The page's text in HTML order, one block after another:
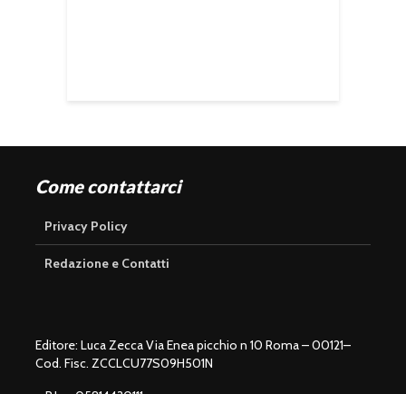
Come contattarci
Privacy Policy
Redazione e Contatti
Editore: Luca Zecca Via Enea picchio n 10 Roma – 00121–
Cod. Fisc. ZCCLCU77S09H501N